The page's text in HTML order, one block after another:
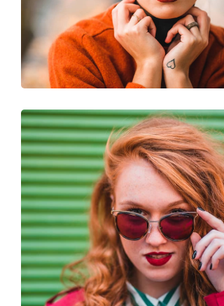
Vikt:
Justerbara näskuddar:
Tillbehör
Fodral:
Övrigt
Kön:
Kategori:
Varumärke:
Användning:
Kod:
Recept finns: